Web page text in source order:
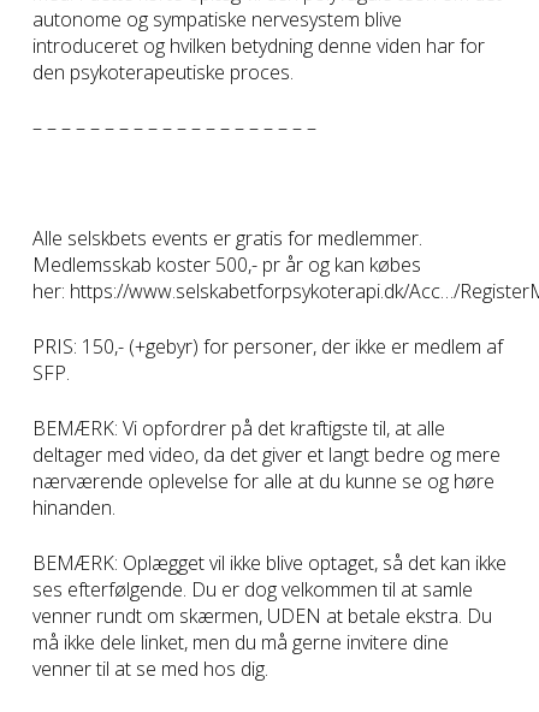
autonome og sympatiske nervesystem blive
introduceret og hvilken betydning denne viden har for
den psykoterapeutiske proces.
– – – – – – – – – – – – – – – – – – – –
Alle selskbets events er gratis for medlemmer.
Medlemsskab koster 500,- pr år og kan købes
her: https://www.selskabetforpsykoterapi.dk/Acc…/
PRIS: 150,- (+gebyr) for personer, der ikke er medlem af
SFP.
BEMÆRK: Vi opfordrer på det kraftigste til, at alle
deltager med video, da det giver et langt bedre og mere
nærværende oplevelse for alle at du kunne se og høre
hinanden.
BEMÆRK: Oplægget vil ikke blive optaget, så det kan ikke
ses efterfølgende. Du er dog velkommen til at samle
venner rundt om skærmen, UDEN at betale ekstra. Du
må ikke dele linket, men du må gerne invitere dine
venner til at se med hos dig.